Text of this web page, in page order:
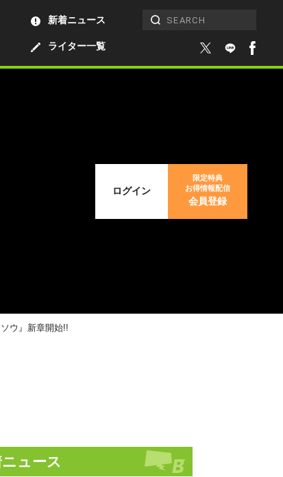
ライター一覧
新着ニュース
ログイン
限定特典
お得情報配信
会員登録
ウ』新章開始!!
ュース